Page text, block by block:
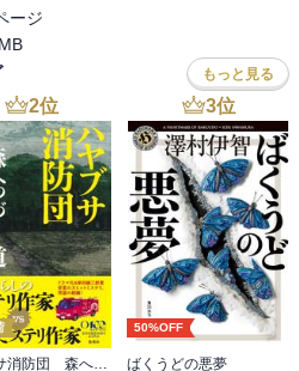
る。
をして
がもたげる。
のがカウボーイ。
に焼きゴテで
走した牛を
集めるために
猟銃で
かりの牧草地
加え、道具の
分たちで行なう。
ージ
もっと見る
2位
ハヤブサ消防団 森へつづく道
3位
50%OFF
ばくうどの悪夢